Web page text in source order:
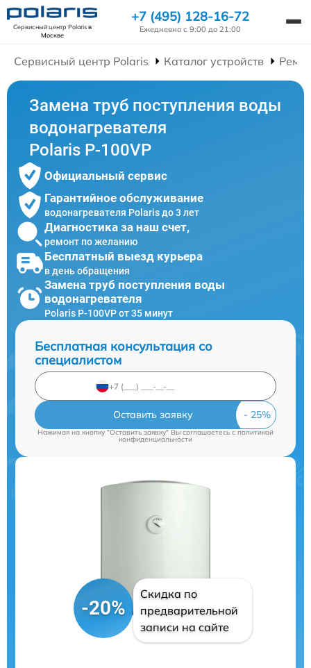
Сервисный центр Polarisв
Москве
+7 (495) 128-16-72
Ежедневно с 9:00 до 21:00
Сервисный центр Polaris Каталог устройств
Замена труб поступления воды
водонагревателя
Polaris P-100VP
Официальный сервис
Гарантийное обслуживание
водонагревателя Polaris до 3 лет
Диагностика за наш счет,
ремонт по желанию
Бесплатный выезд курьера
в день обращения
Замена труб поступления воды
водонагревателя
Polaris P-100VP от 35 минут
Бесплатная консультация со
специалистом
Оставить заявку
Нажимая на кнопку "Оставить заявку" Вы соглашаетесь cполитикой
конфиденциальности
-20%
Скидка по
предварительной
записи на сайте